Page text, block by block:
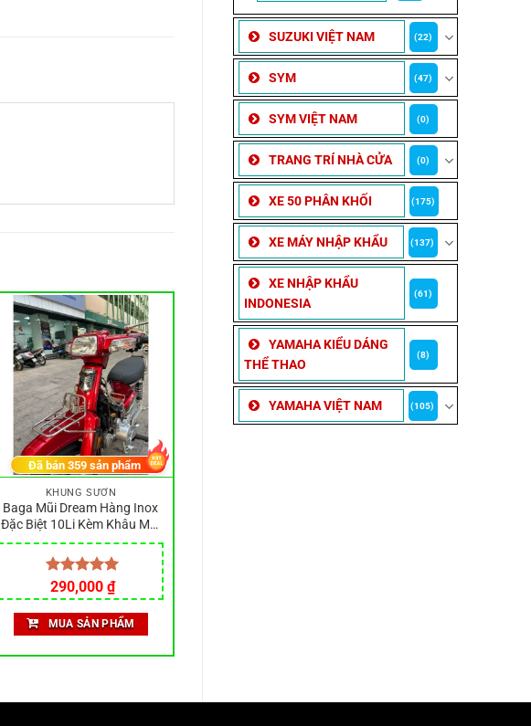
SUZUKI VIỆT NAM (22)
SYM (47)
SYM VIỆT NAM (0)
TRANG TRÍ NHÀ CỬA (0)
XE 50 PHÂN KHỐI (175)
XE MÁY NHẬP KHẨU (137)
XE NHẬP KHẨU
INDONESIA
(61)
YAMAHA KIỂU DÁNG
THỂ THAO
(8)
YAMAHA VIỆT NAM (105)
KHUNG SƯỜN
Baga Mũi Dream Hàng Inox
Đặc Biệt 10Li Kèm Khâu Mũi
Ĩn
Được xếp
hạng5.00
5 sao
290,000₫
Đã bán359 sản phẩm
MUA SẢN PHẨM